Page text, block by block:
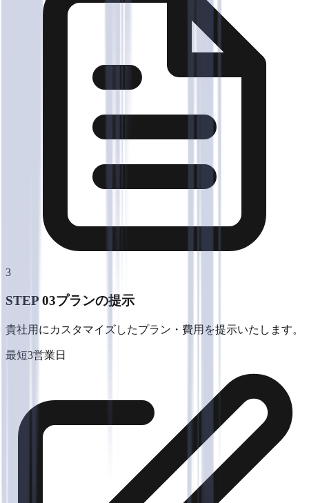
3
STEP 03プランの提示
貴社用にカスタマイズしたプラン・費用を提示いたします。
最短3営業日